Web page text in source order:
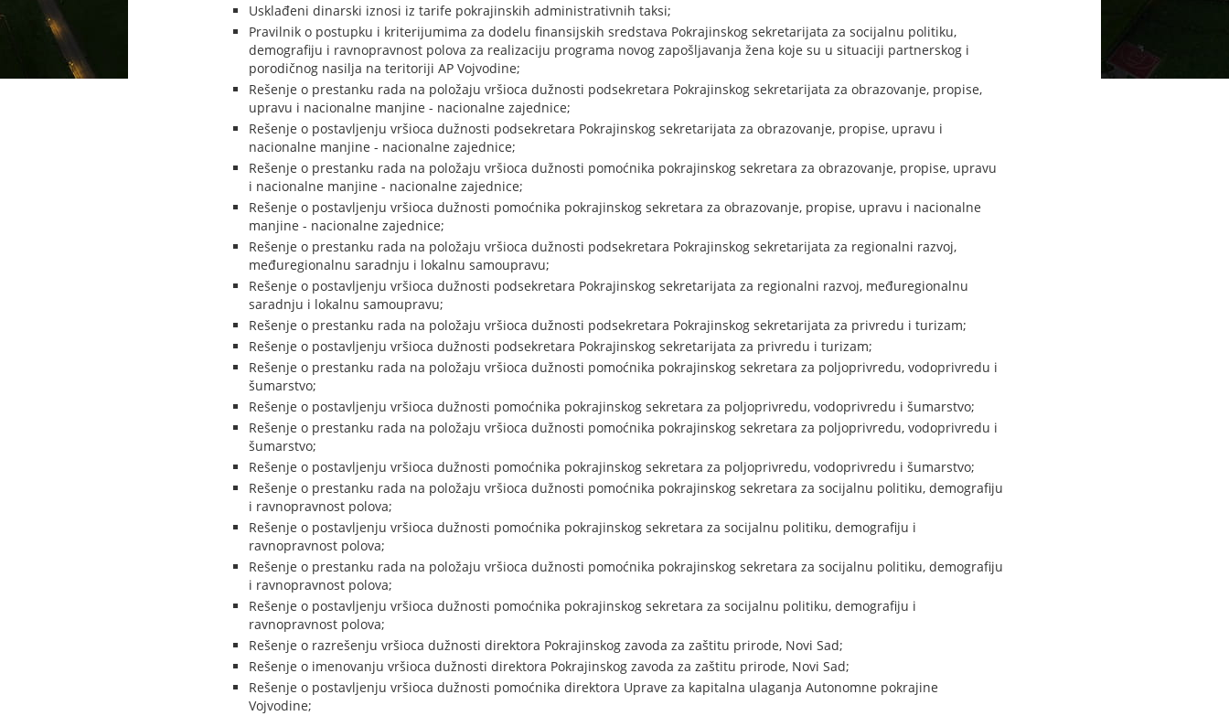
Usklađeni dinarski iznosi iz tarife pokrajinskih administrativnih taksi;
Pravilnik o postupku i kriterijumima za dodelu finansijskih sredstava Pokrajinskog sekretarijata za socijalnu politiku,
demografiju i ravnopravnost polova za realizaciju programa novog zapošljavanja žena koje su u situaciji partnerskog i
porodičnog nasilja na teritoriji AP Vojvodine;
Rešenje o prestanku rada na položaju vršioca dužnosti podsekretara Pokrajinskog sekretarijata za obrazovanje, propise,
upravu i nacionalne manjine - nacionalne zajednice;
Rešenje o postavljenju vršioca dužnosti podsekretara Pokrajinskog sekretarijata za obrazovanje, propise, upravu i
nacionalne manjine - nacionalne zajednice;
Rešenje o prestanku rada na položaju vršioca dužnosti pomoćnika pokrajinskog sekretara za obrazovanje, propise, upravu
i nacionalne manjine - nacionalne zajednice;
Rešenje o postavljenju vršioca dužnosti pomoćnika pokrajinskog sekretara za obrazovanje, propise, upravu i nacionalne
manjine - nacionalne zajednice;
Rešenje o prestanku rada na položaju vršioca dužnosti podsekretara Pokrajinskog sekretarijata za regionalni razvoj,
međuregionalnu saradnju i lokalnu samoupravu;
Rešenje o postavljenju vršioca dužnosti podsekretara Pokrajinskog sekretarijata za regionalni razvoj, međuregionalnu
saradnju i lokalnu samoupravu;
Rešenje o prestanku rada na položaju vršioca dužnosti podsekretara Pokrajinskog sekretarijata za privredu i turizam;
Rešenje o postavljenju vršioca dužnosti podsekretara Pokrajinskog sekretarijata za privredu i turizam;
Rešenje o prestanku rada na položaju vršioca dužnosti pomoćnika pokrajinskog sekretara za poljoprivredu, vodoprivredu i
šumarstvo;
Rešenje o postavljenju vršioca dužnosti pomoćnika pokrajinskog sekretara za poljoprivredu, vodoprivredu i šumarstvo;
Rešenje o prestanku rada na položaju vršioca dužnosti pomoćnika pokrajinskog sekretara za poljoprivredu, vodoprivredu i
šumarstvo;
Rešenje o postavljenju vršioca dužnosti pomoćnika pokrajinskog sekretara za poljoprivredu, vodoprivredu i šumarstvo;
Rešenje o prestanku rada na položaju vršioca dužnosti pomoćnika pokrajinskog sekretara za socijalnu politiku, demografiju
i ravnopravnost polova;
Rešenje o postavljenju vršioca dužnosti pomoćnika pokrajinskog sekretara za socijalnu politiku, demografiju i
ravnopravnost polova;
Rešenje o prestanku rada na položaju vršioca dužnosti pomoćnika pokrajinskog sekretara za socijalnu politiku, demografiju
i ravnopravnost polova;
Rešenje o postavljenju vršioca dužnosti pomoćnika pokrajinskog sekretara za socijalnu politiku, demografiju i
ravnopravnost polova;
Rešenje o razrešenju vršioca dužnosti direktora Pokrajinskog zavoda za zaštitu prirode, Novi Sad;
Rešenje o imenovanju vršioca dužnosti direktora Pokrajinskog zavoda za zaštitu prirode, Novi Sad;
Rešenje o postavljenju vršioca dužnosti pomoćnika direktora Uprave za kapitalna ulaganja Autonomne pokrajine
Vojvodine;